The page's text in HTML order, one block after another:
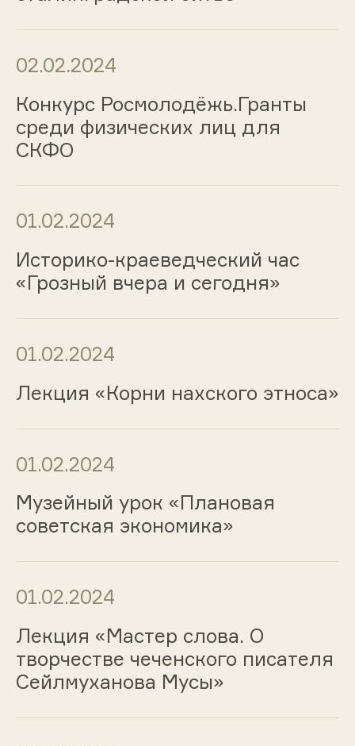
02.02.2024
Конкурс Росмолодёжь.Гранты
среди физических лиц для
СКФО
01.02.2024
Историко-краеведческий час
«Грозный вчера и сегодня»
01.02.2024
Лекция «Корни нахского этноса»
01.02.2024
Музейный урок «Плановая
советская экономика»
01.02.2024
Лекция «Мастер слова. О
творчестве чеченского писателя
Сейлмуханова Мусы»